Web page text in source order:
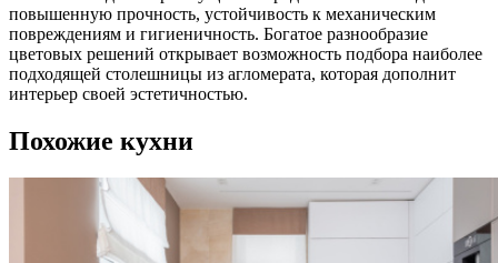
повышенную прочность, устойчивость к механическим
повреждениям и гигиеничность. Богатое разнообразие
цветовых решений открывает возможность подбора наиболее
подходящей столешницы из агломерата, которая дополнит
интерьер своей эстетичностью.
Похожие кухни